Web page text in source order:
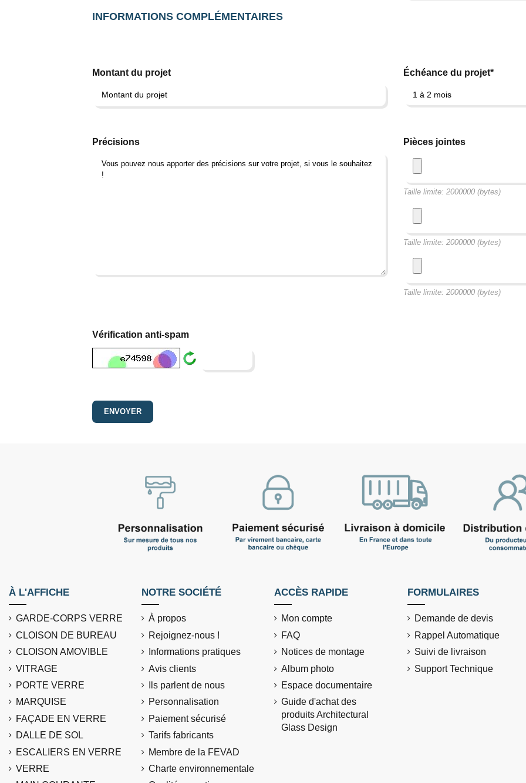
INFORMATIONS COMPLÉMENTAIRES
Montant du projet Échéance du projet*
Précisions Pièces jointes
Taille limite: 2000000 (bytes)
Taille limite: 2000000 (bytes)
Taille limite: 2000000 (bytes)
Vérification anti-spam
À L'AFFICHE
GARDE-CORPS VERRE
CLOISON DE BUREAU
CLOISON AMOVIBLE
VITRAGE
PORTE VERRE
MARQUISE
FAÇADE EN VERRE
DALLE DE SOL
ESCALIERS EN VERRE
VERRE
NOTRE SOCIÉTÉ
À propos
Rejoignez-nous !
Informations pratiques
Avis clients
Ils parlent de nous
Personnalisation
Paiement sécurisé
Tarifs fabricants
Membre de la FEVAD
Charte environnementale
ACCÈS RAPIDE
Mon compte
FAQ
Notices de montage
Album photo
Espace documentaire
Guide d'achat des
produits Architectural
Glass Design
FORMULAIRES
Demande de devis
Rappel Automatique
Suivi de livraison
Support Technique